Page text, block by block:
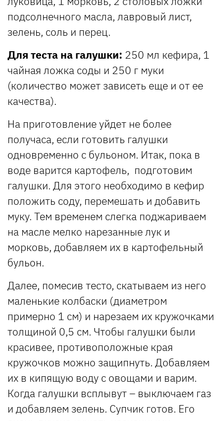
подсолнечного масла, лавровый лист,
зелень, соль и перец.
Для теста на галушки: 250 мл кефира, 1
чайная ложка соды и 250 г муки
(количество может зависеть еще и от ее
качества).
На приготовление уйдет не более
получаса, если готовить галушки
одновременно с бульоном. Итак, пока в
воде варится картофель, подготовим
галушки. Для этого необходимо в кефир
положить соду, перемешать и добавить
муку. Тем временем слегка поджариваем
на масле мелко нарезанные лук и
морковь, добавляем их в картофельный
бульон.
Далее, помесив тесто, скатываем из него
маленькие колбаски (диаметром
примерно 1 см) и нарезаем их кружочками
толщиной 0,5 см. Чтобы галушки были
красивее, противоположные края
кружочков можно защипнуть. Добавляем
их в кипящую воду с овощами и варим.
Когда галушки всплывут – выключаем газ
и добавляем зелень. Супчик готов. Его